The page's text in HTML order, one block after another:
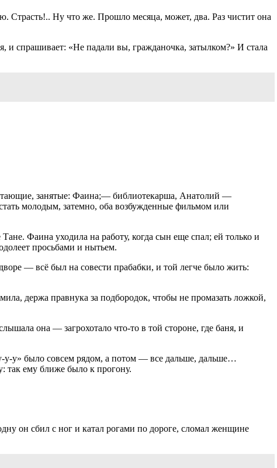
Страсть!.. Ну что же. Прошло месяца, может, два. Раз чистит она
спрашивает: «Не падали вы, гражданочка, затылком?» И стала
занятые: Фаина;— библиотекарша, Анатолий —
молодым, затемно, оба возбужденные фильмом или
Фаина уходила на работу, когда сын еще спал; ей только и
просьбами и нытьем.
— всё был на совести прабабки, и той легче было жить:
держа правнука за подбородок, чтобы не промазать ложкой,
она — загрохотало что-то в той стороне, где баня, и
у-у» было совсем рядом, а потом — все дальше, дальше…
так ему ближе было к прогону.
он сбил с ног и катал рогами по дороге, сломал женщине